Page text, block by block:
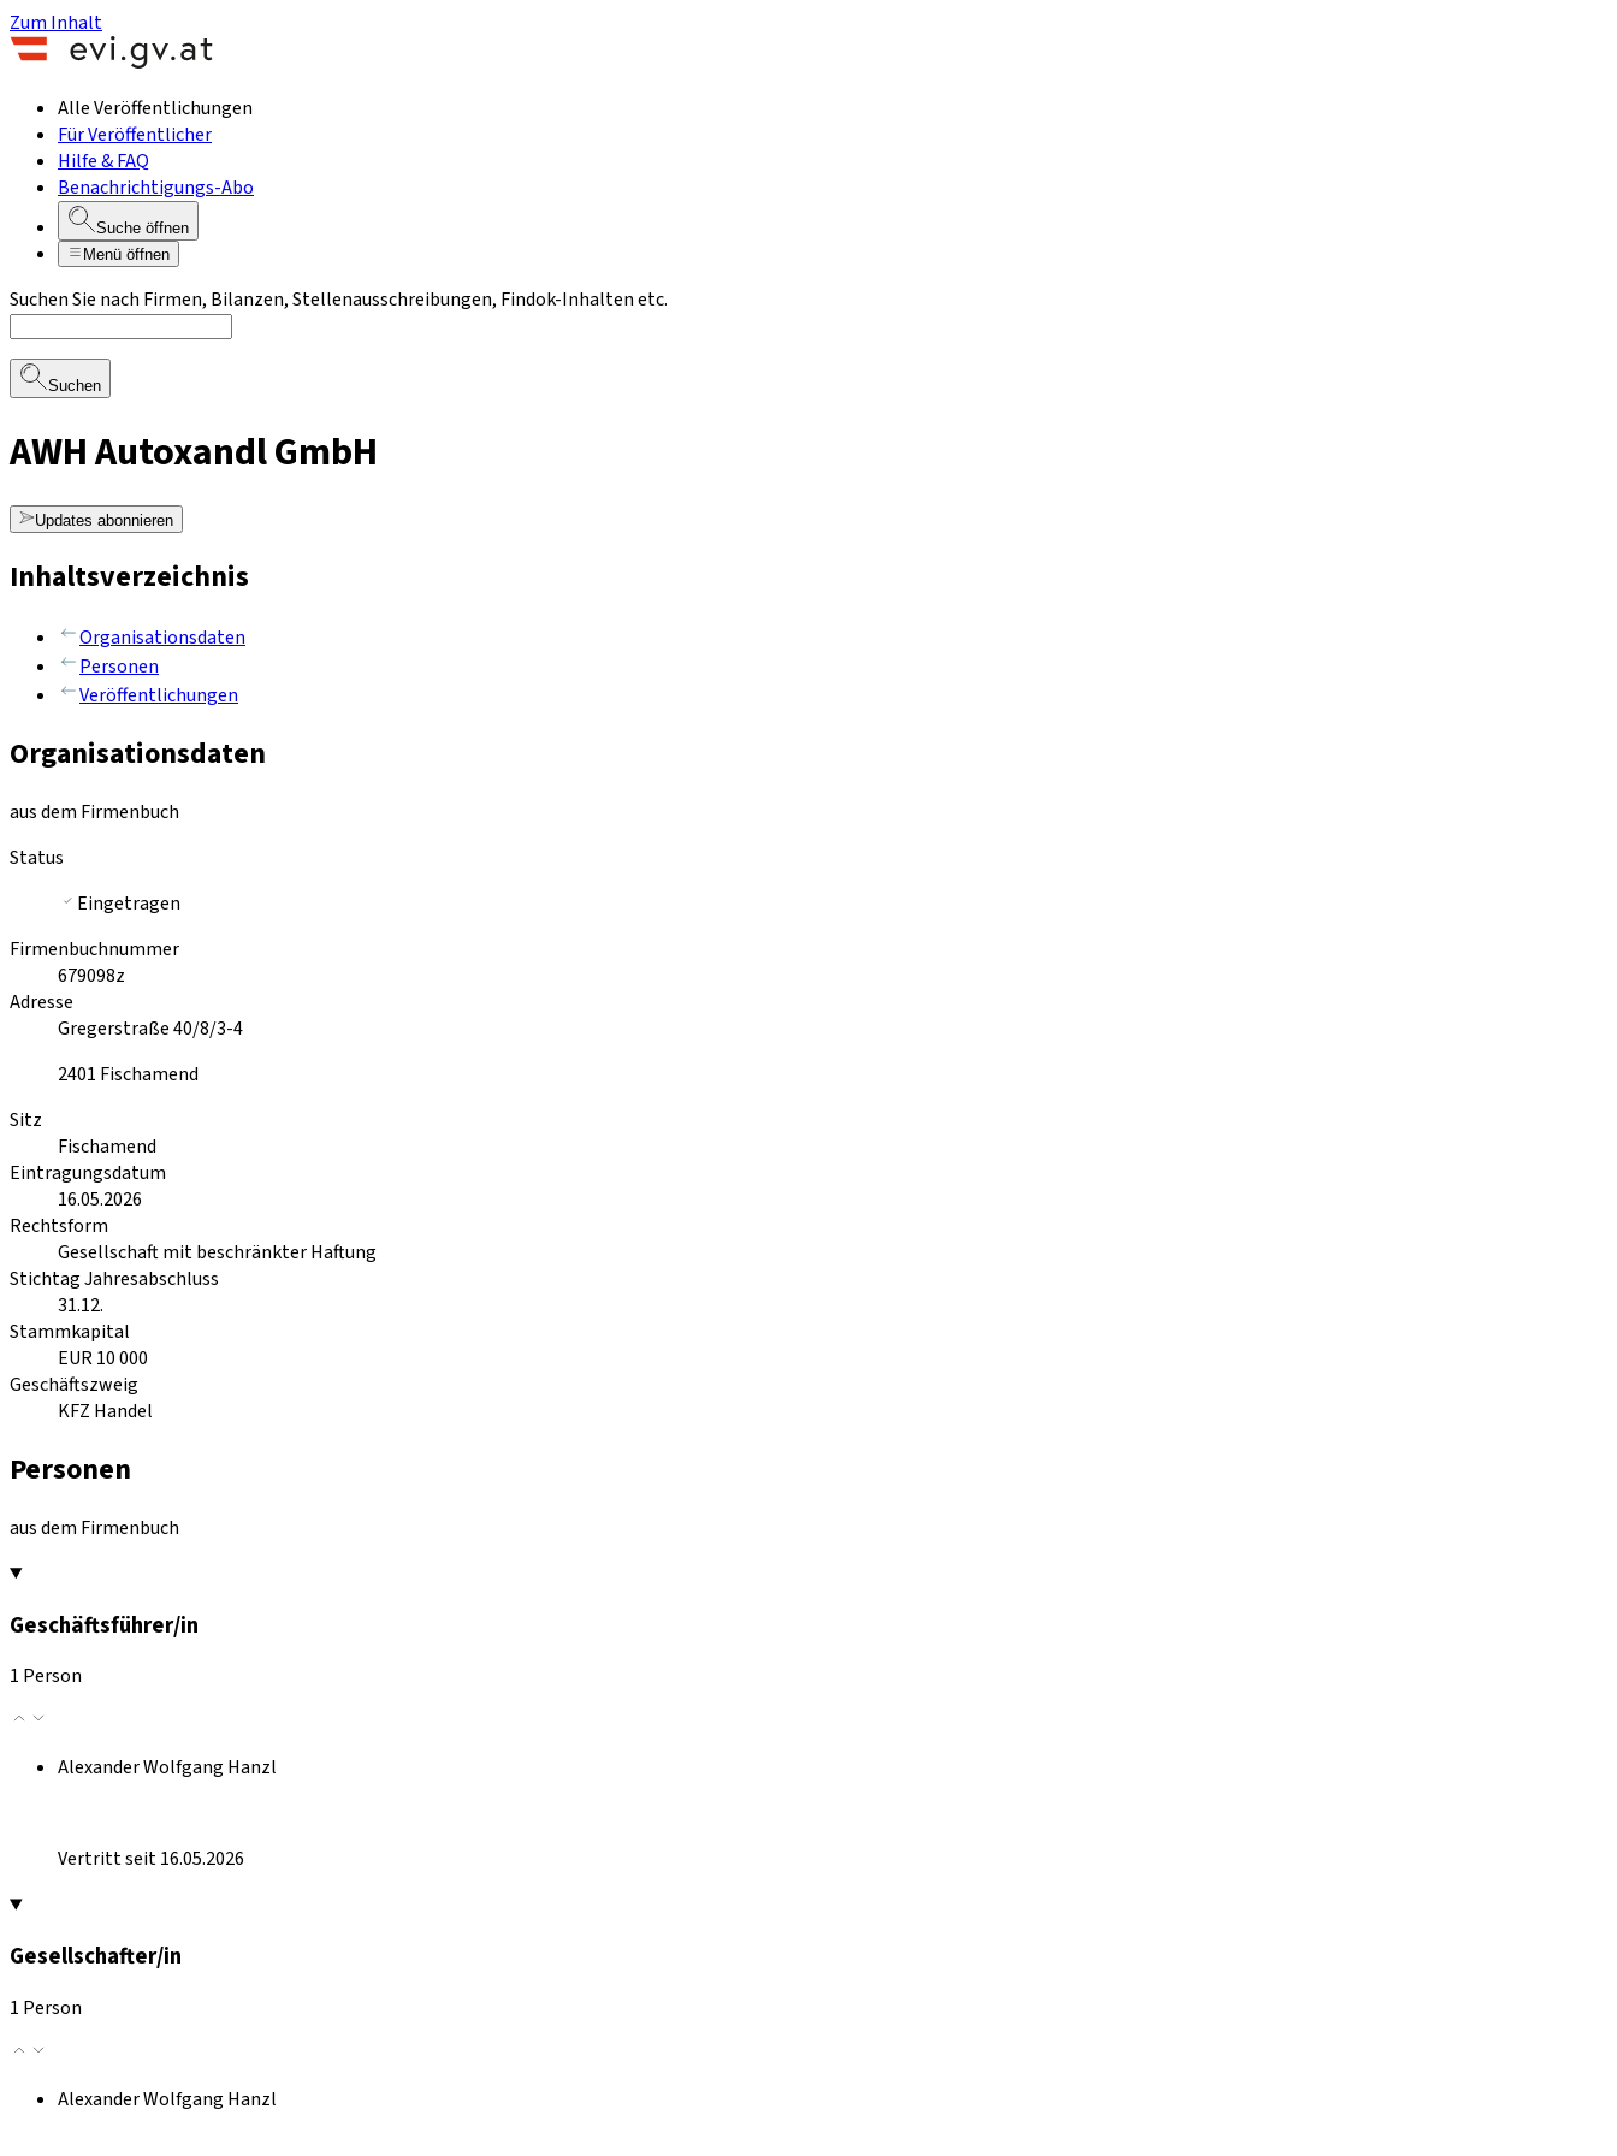
Zum Inhalt
Alle Veröffentlichungen
Für Veröffentlicher
Hilfe & FAQ
Benachrichtigungs-Abo
Suche öffnen
Menü öffnen
Suchen Sie nach Firmen, Bilanzen, Stellenausschreibungen, Findok-Inhalten etc.
Suchen
AWH Autoxandl GmbH
Updates abonnieren
Inhaltsverzeichnis
Organisationsdaten
Personen
Veröffentlichungen
Organisationsdaten
aus dem Firmenbuch
Status
Eingetragen
Firmenbuchnummer
679098z
Adresse
Gregerstraße 40/8/3-4
2401 Fischamend
Sitz
Fischamend
Eintragungsdatum
16.05.2026
Rechtsform
Gesellschaft mit beschränkter Haftung
Stichtag Jahresabschluss
31.12.
Stammkapital
EUR 10 000
Geschäftszweig
KFZ Handel
Personen
aus dem Firmenbuch
Geschäftsführer/in
1 Person
Alexander Wolfgang Hanzl
Vertritt seit 16.05.2026
Gesellschafter/in
1 Person
Alexander Wolfgang Hanzl